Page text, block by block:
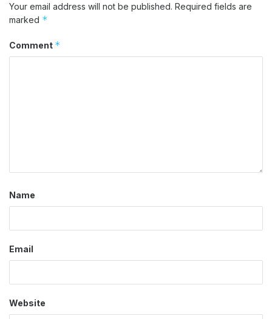
Your email address will not be published. Required fields are
marked *
Comment *
Name
Email
Website